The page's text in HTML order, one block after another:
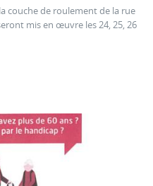
couche de roulement de la rue
mis en œuvre les 24, 25, 26